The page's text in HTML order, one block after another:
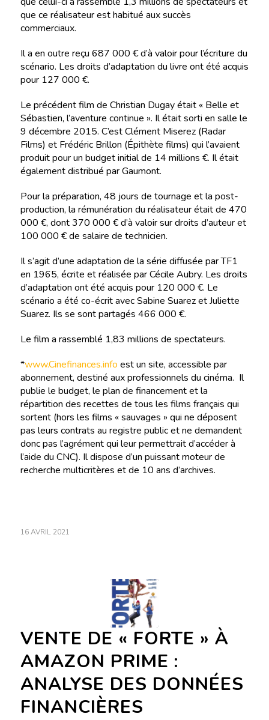
que ce réalisateur est habitué aux succès
commerciaux.
Il a en outre reçu 687 000 € d’à valoir pour l’écriture du
scénario. Les droits d’adaptation du livre ont été acquis
pour 127 000 €.
Le précédent film de Christian Dugay était « Belle et
Sébastien, l’aventure continue ». Il était sorti en salle le
9 décembre 2015. C’est Clément Miserez (Radar
Films) et Frédéric Brillon (Épithète films) qui l’avaient
produit pour un budget initial de 14 millions €. Il était
également distribué par Gaumont.
Pour la préparation, 48 jours de tournage et la post-
production, la rémunération du réalisateur était de 470
000 €, dont 370 000 € d’à valoir sur droits d’auteur et
100 000 € de salaire de technicien.
Il s’agit d’une adaptation de la série diffusée par TF1
en 1965, écrite et réalisée par Cécile Aubry. Les droits
d’adaptation ont été acquis pour 120 000 €. Le
scénario a été co-écrit avec Sabine Suarez et Juliette
Suarez. Ils se sont partagés 466 000 €.
Le film a rassemblé 1,83 millions de spectateurs.
*www.Cinefinances.info est un site, accessible par
abonnement, destiné aux professionnels du cinéma. Il
publie le budget, le plan de financement et la
répartition des recettes de tous les films français qui
sortent (hors les films « sauvages » qui ne déposent
pas leurs contrats au registre public et ne demandent
donc pas l’agrément qui leur permettrait d’accéder à
l’aide du CNC). Il dispose d’un puissant moteur de
recherche multicritères et de 10 ans d’archives.
16 AVRIL 2021
VENTE DE « FORTE » À
AMAZON PRIME :
ANALYSE DES DONNÉES
FINANCIÈRES